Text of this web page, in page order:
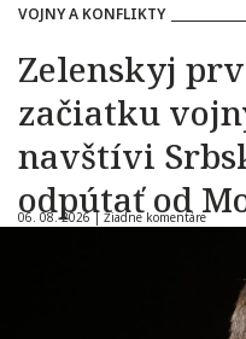
VOJNY A KONFLIKTY
Zelenskyj
začiatku
navštívi
odpútať od
06. 08. 2026 | Žiadne komentáre